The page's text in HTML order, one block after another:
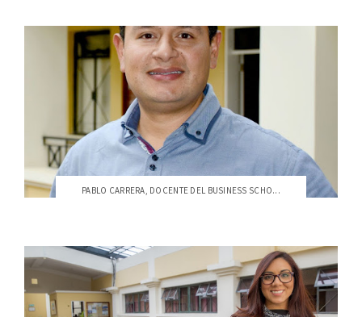
PABLO CARRERA, DOCENTE DEL BUSINESS SCHO...